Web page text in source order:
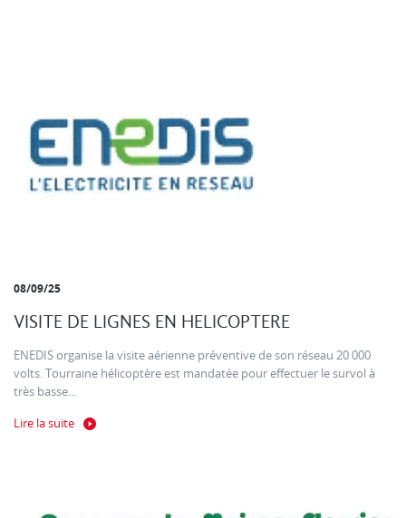
08/09/25
VISITE DE LIGNES EN HELICOPTERE
ENEDIS organise la visite aérienne préventive de son réseau 20 000
volts. Tourraine hélicoptère est mandatée pour effectuer le survol à
très basse...
Lire la suite